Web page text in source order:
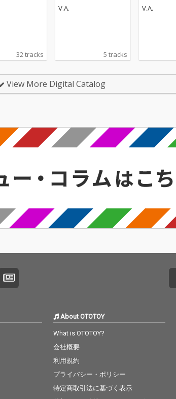
32 tracks
V.A.
5 tracks
V.A.
View More Digital Catalog
About OTOTOY
What is OTOTOY?
会社概要
利用規約
プライバシー・ポリシー
特定商取引法に基づく表示